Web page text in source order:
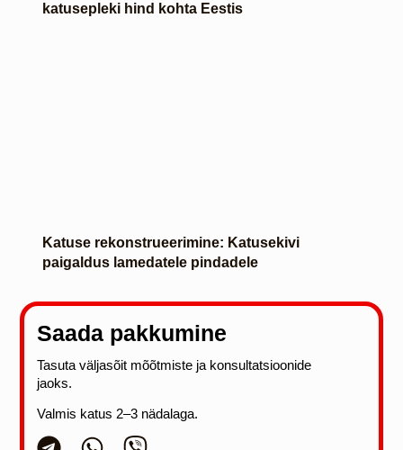
katusepleki hind kohta Eestis
Katuse rekonstrueerimine: Katusekivi
paigaldus lamedatele pindadele
Saada pakkumine
Tasuta väljasõit mõõtmiste ja konsultatsioonide
jaoks.
Valmis katus 2–3 nädalaga.